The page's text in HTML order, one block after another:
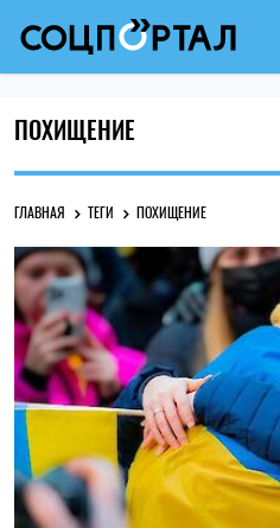
ПОХИЩЕНИЕ
ГЛАВНАЯ ТЕГИ ПОХИЩЕНИЕ